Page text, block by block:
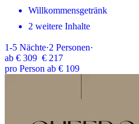
Willkommensgetränk
2 weitere Inhalte
1-5 Nächte·2 Personen·
ab € 309 € 217
pro Person ab € 109